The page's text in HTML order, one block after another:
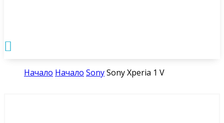

Начало Начало SonySony Xperia 1 V